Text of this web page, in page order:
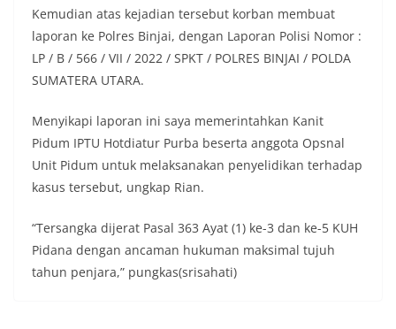
diharapkan dapat semakin mempererat
hubungan kemitraan antara Polri dan
masyarakat, sekaligus membangun kesadaran
kolektif warga akan pentingnya menjaga
keamanan, ketertiban, dan kekompakan
momentum bersejarah HUT Kemerdekaan
Republik Indonesia.‎Kegiatan sambang ini
rencananya akan terus dilaksanakan secara rutin
oleh Bhabinkamtibmas di wilayah Kelurahan
Sunggal sebagai bagian dari upaya menciptakan
sekaligus menumbuhkan semangat nasionalisme
warga dalam menyambut Hari Kemerdekaan RI.
Anggota DPRD Medan Minta Pemko Tepati Janji
Alokasi 30 Persen Untuk Pembangunan Medan
Kemudian atas kejadian tersebut korban membuat
laporan ke Polres Binjai, dengan Laporan Polisi Nomor :
LP / B / 566 / VII / 2022 / SPKT / POLRES BINJAI / POLDA
SUMATERA UTARA.
Menyikapi laporan ini saya memerintahkan Kanit
Pidum IPTU Hotdiatur Purba beserta anggota Opsnal
Unit Pidum untuk melaksanakan penyelidikan terhadap
kasus tersebut, ungkap Rian.
“Tersangka dijerat Pasal 363 Ayat (1) ke-3 dan ke-5 KUH
Pidana dengan ancaman hukuman maksimal tujuh
tahun penjara,” pungkas(srisahati)